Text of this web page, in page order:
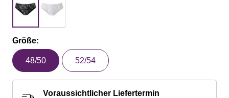
Größe:
48/50 52/54
Voraussichtlicher Liefertermin